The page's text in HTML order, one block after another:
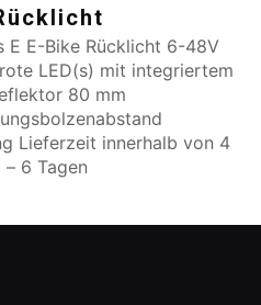
E E-Bike Rücklicht 6-48V
LED(s) mit integriertem
80 mm
Lieferzeit innerhalb von 4
– 6 Tagen